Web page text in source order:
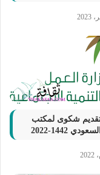
شكوى لمكتب
1442-2022